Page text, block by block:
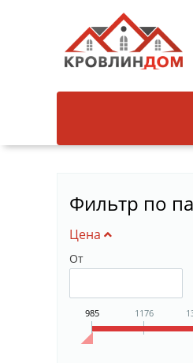
Фильтр по
Цена
От
985 1176